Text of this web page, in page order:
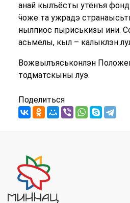
анай кылъёсты утёнъя
ӵоже та ужрадэ
нылпиос пыриськизы ини.
асьмелы, кыл – калыклэн
Вожвылъяськонлэн
тодматскыны луэ.
Поделиться